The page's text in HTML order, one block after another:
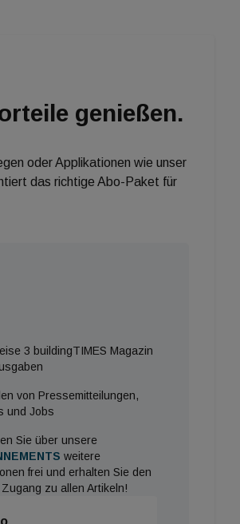
Gebäude für Verwaltung und
genießen.
oder Applikationen wie unser
das richtige Abo-Paket für
3 buildingTIMES Magazin
von Pressemitteilungen,
und Jobs
Sie über unsere
weitere
frei und erhalten Sie den
zu allen Artikeln!